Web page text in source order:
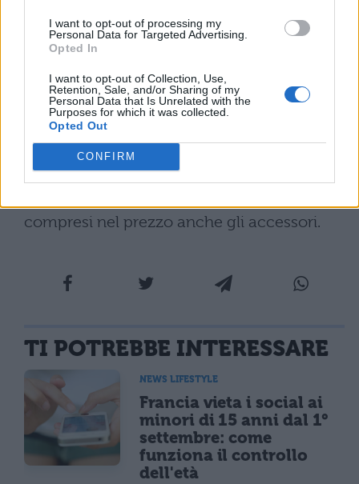
I want to opt-out of processing my
Personal Data for Targeted Advertising.
Opted In
I want to opt-out of Collection, Use,
Retention, Sale, and/or Sharing of my
Personal Data that Is Unrelated with the
Purposes for which it was collected.
Opted Out
CONFIRM
di certo non passerà inosservata.
comprare un nuovo costume senza
spendere grosse cifre, forse sarebbe meglio
stabilire un budget da rispettare. Inoltre,
nel momento in cui dovete comprare un
compresi nel prezzo anche gli accessori.
TI POTREBBE INTERESSARE
NEWS LIFESTYLE
Francia vieta i social ai
minori di 15 anni dal 1°
settembre: come
funziona il controllo
dell'età